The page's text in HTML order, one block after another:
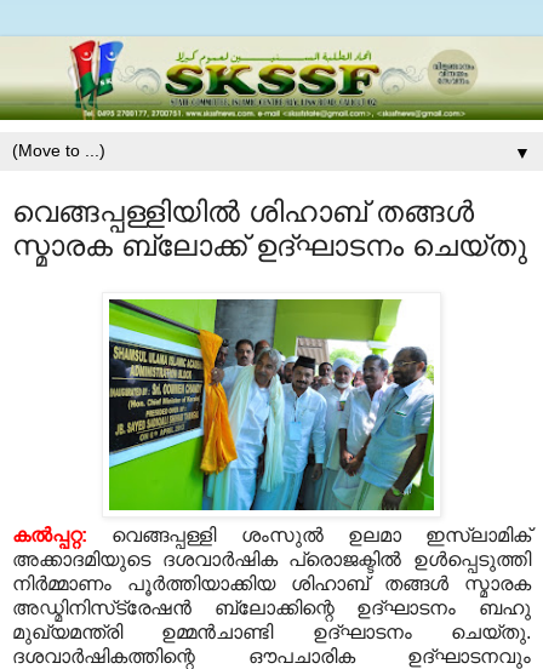
▼
വെങ്ങപ്പള്ളിയിൽ ശിഹാബ് തങ്ങള്‍
സ്മാരക ബ്ലോക്ക് ഉദ്ഘാടനം ചെയ്തു
കല്‍പ്പറ്റ: വെങ്ങപ്പള്ളി ശംസുല്‍ ഉലമാ ഇസ്‌ലാമിക്
അക്കാദമിയുടെ ദശവാര്‍ഷിക പ്രൊജക്ടില്‍ ഉള്‍പ്പെടുത്തി
നിര്‍മ്മാണം പൂര്‍ത്തിയാക്കിയ ശിഹാബ് തങ്ങള്‍ സ്മാരക
അഡ്മിനിസ്‌ട്രേഷന്‍ ബ്ലോക്കിന്റെ ഉദ്ഘാടനം ബഹു
മുഖ്യമന്ത്രി ഉമ്മന്‍ചാണ്ടി ഉദ്ഘാടനം ചെയ്തു.
ദശവാര്‍ഷികത്തിന്റെ ഔപചാരിക ഉദ്ഘാടനവും